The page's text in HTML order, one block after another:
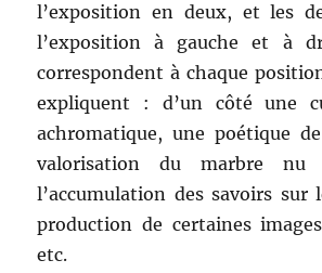
l’exposition en deux, et les
l’exposition à gauche et à
correspondent à chaque
expliquent : d’un côté une
achromatique, une poétique
valorisation du marbre
l’accumulation des savoirs sur
production de certaines
etc.